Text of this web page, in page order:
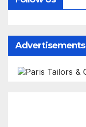
Advertisements